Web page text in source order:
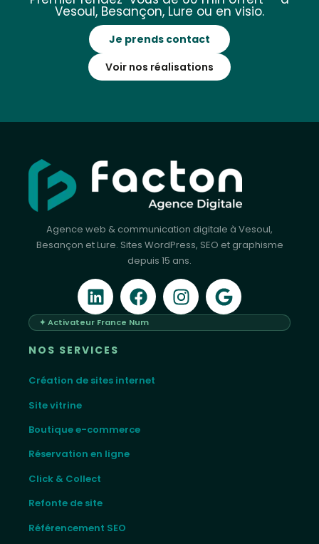
Vesoul, Besançon, Lure ou en visio.
Je prends contact
Voir nos réalisations
Agence web & communication digitale à Vesoul,
Besançon et Lure. Sites WordPress, SEO et graphisme
depuis 15 ans.
✦ Activateur France Num
NOS SERVICES
Création de sites internet
Site vitrine
Boutique e-commerce
Réservation en ligne
Click & Collect
Refonte de site
Référencement SEO